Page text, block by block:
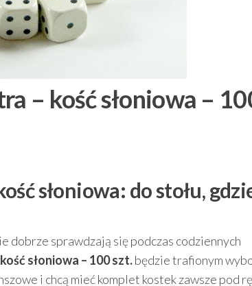
– kość słoniowa –
słoniowa: do stołu,
dobrze sprawdzają się podczas codziennych
słoniowa – 100 szt.będzie trafionym
i chcą mieć komplet kostek zawsze pod